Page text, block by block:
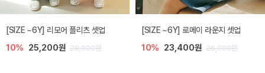
[SIZE ~6Y] 리모어 플리츠 셋업
10% 25,200원 28,000원
[SIZE ~6Y] 로메이 라운지 셋업
10% 23,400원 26,000원